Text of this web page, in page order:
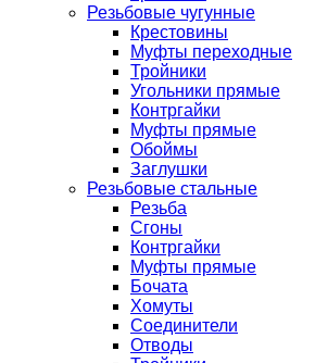
Резьбовые чугунные
Крестовины
Муфты переходные
Тройники
Угольники прямые
Контргайки
Муфты прямые
Обоймы
Заглушки
Резьбовые стальные
Резьба
Сгоны
Контргайки
Муфты прямые
Бочата
Хомуты
Соединители
Отводы